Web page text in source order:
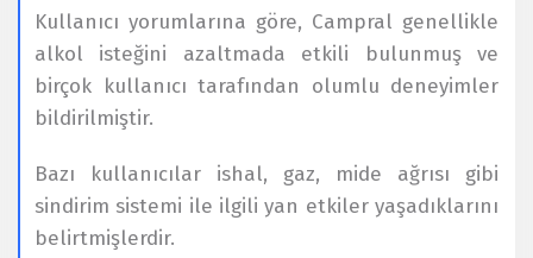
Kullanıcı yorumlarına göre, Campral genellikle
alkol isteğini azaltmada etkili bulunmuş ve
birçok kullanıcı tarafından olumlu deneyimler
bildirilmiştir.
Bazı kullanıcılar ishal, gaz, mide ağrısı gibi
sindirim sistemi ile ilgili yan etkiler yaşadıklarını
belirtmişlerdir.